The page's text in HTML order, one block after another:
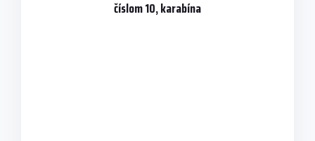
číslom 10, karabína